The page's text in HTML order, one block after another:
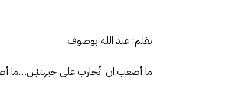
بقلم: عبد الله بوصوف
ما أصعب ان تُحارب على